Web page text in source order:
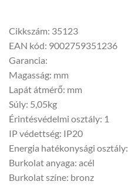
Cikkszám: 35123
EAN kód: 9002759351236
Garancia:
Magasság: mm
Lapát átmérő: mm
Súly: 5,05kg
Érintésvédelmi osztály: 1
IP védettség: IP20
Energia hatékonysági osztály:
Burkolat anyaga: acél
Burkolat színe: bronz